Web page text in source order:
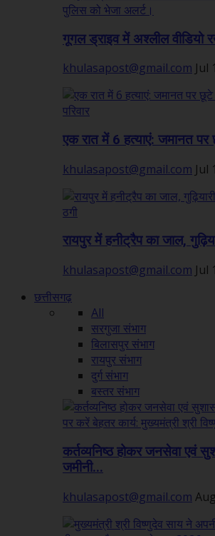
गूगल ड्राइव में अश्लील वीडियो
khulasapost@gmail.com Jul
एक रात में 6 हत्याएं: जमानत पर
khulasapost@gmail.com Jul
रायपुर में हनीट्रैप का जाल,
khulasapost@gmail.com Jul
छत्तीसगढ़
All
सरगुजा संभाग
बिलासपुर संभाग
रायपुर संभाग
दुर्ग संभाग
बस्तर संभाग
कर्तव्यनिष्ठ होकर जनसेवा एवं
जमीनी...
khulasapost@gmail.com